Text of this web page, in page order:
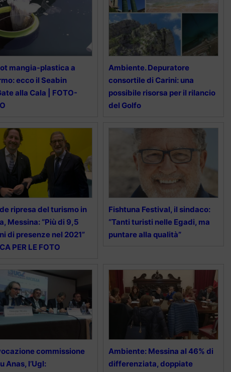
mangia-plastica a
ecco il Seabin
alla Cala | FOTO-
Ambiente. Depuratore
consortile di Carini: una
possibile risorsa per il rilancio
del Golfo
ripresa del turismo in
Messina: “Più di 9,5
di presenze nel 2021”
PER LE FOTO
Fishtuna Festival, il sindaco:
“Tanti turisti nelle Egadi, ma
puntare alla qualità”
commissione
Anas, l’Ugl:
Ambiente: Messina al 46% di
differenziata, doppiate